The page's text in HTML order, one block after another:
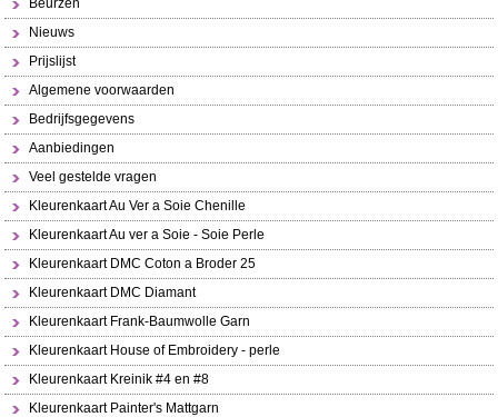
Beurzen
Nieuws
Prijslijst
Algemene voorwaarden
Bedrijfsgegevens
Aanbiedingen
Veel gestelde vragen
Kleurenkaart Au Ver a Soie Chenille
Kleurenkaart Au ver a Soie - Soie Perle
Kleurenkaart DMC Coton a Broder 25
Kleurenkaart DMC Diamant
Kleurenkaart Frank-Baumwolle Garn
Kleurenkaart House of Embroidery - perle
Kleurenkaart Kreinik #4 en #8
Kleurenkaart Painter's Mattgarn